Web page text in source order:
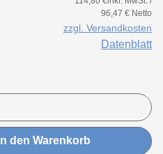
96,47 € Netto
zzgl. Versandkosten
Datenblatt
In den Warenkorb